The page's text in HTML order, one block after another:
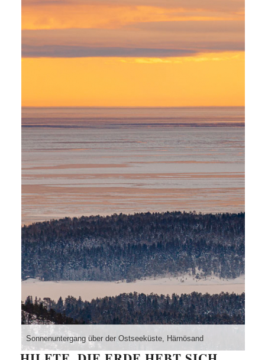
Sonnenuntergang über der Ostseeküste, Härnösand